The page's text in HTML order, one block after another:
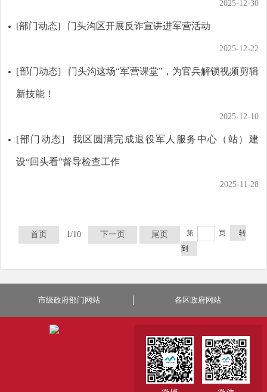
2025-12-30
[部门动态] 门头沟区开展反诈宣讲进军营活动
2025-12-22
[部门动态] 门头沟这场“军营课堂”，为官兵解锁视频剪辑
新技能！
2025-12-10
[部门动态] 我区圆满完成退役军人服务中心（站）建
设“回头看”督导检查工作
2025-11-28
首页 1/10 下一页 尾页 第 页
转
到
市级政府部门网站 各区政府网站